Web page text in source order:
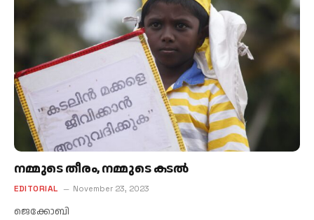
നമ്മുടെ തീരം, നമ്മുടെ കടല്‍
EDITORIAL November 23, 2023
ജെക്കോബി